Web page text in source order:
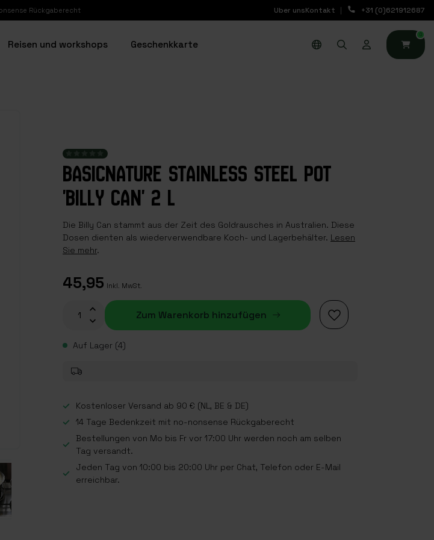
Rückgaberecht Uber unsKontakt +31 (0)621912687
Reisen und workshops Geschenkkarte
0
BASICNATURE STAINLESS STEEL POT
'BILLY CAN' 2 L
Die Billy Can stammt aus der Zeit des Goldrausches in Australien. Diese
Dosen dienten als wiederverwendbare Koch- und Lagerbehälter. Lesen
Sie mehr.
45,95 Inkl. MwSt.
Zum Warenkorb hinzufügen
Auf Lager (4)
Kostenloser Versand ab 90 € (NL, BE & DE)
14 Tage Bedenkzeit mit no-nonsense Rückgaberecht
Bestellungen von Mo bis Fr vor 17:00 Uhr werden noch am selben
Tag versandt.
Jeden Tag von 10:00 bis 20:00 Uhr per Chat, Telefon oder E-Mail
erreichbar.